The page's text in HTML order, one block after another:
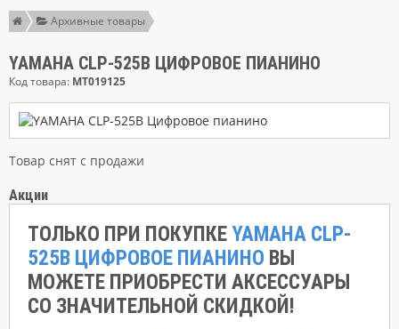
Архивные товары
YAMAHA CLP-525B ЦИФРОВОЕ ПИАНИНО
Код товара: MT019125
Товар снят с продажи
Акции
ТОЛЬКО ПРИ ПОКУПКЕYAMAHA CLP-
525B ЦИФРОВОЕ ПИАНИНО ВЫ
МОЖЕТЕ ПРИОБРЕСТИ АКСЕССУАРЫ
СО ЗНАЧИТЕЛЬНОЙ СКИДКОЙ!